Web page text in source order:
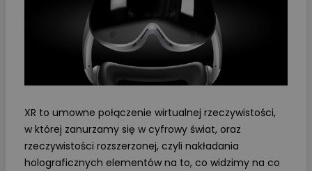
XR to umowne połączenie wirtualnej rzeczywistości,
w której zanurzamy się w cyfrowy świat, oraz
rzeczywistości rozszerzonej, czyli nakładania
holograficznych elementów na to, co widzimy na co